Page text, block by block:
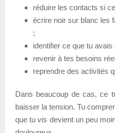
réduire les contacts si
écrire noir sur blanc les
;
identifier ce que tu avais
revenir à tes besoins
reprendre des activités
Dans beaucoup de cas, ce
baisser la tension. Tu
que tu vis devient un peu